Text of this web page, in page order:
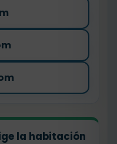
la habitación